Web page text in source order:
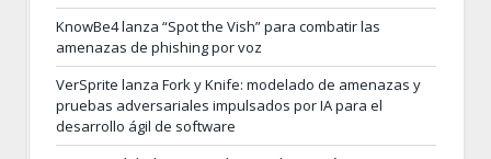
KnowBe4 lanza “Spot the Vish” para combatir las
amenazas de phishing por voz
VerSprite lanza Fork y Knife: modelado de amenazas y
pruebas adversariales impulsados por IA para el
desarrollo ágil de software